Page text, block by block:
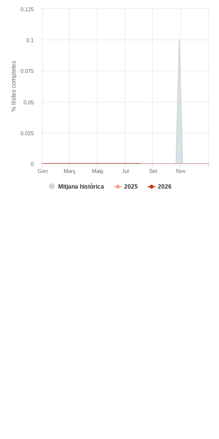
% llistes completes
Mitjana històrica 2025 2026
Gen Març Maig Jul Set Nov
0
0.025
0.05
0.075
0.1
0.125